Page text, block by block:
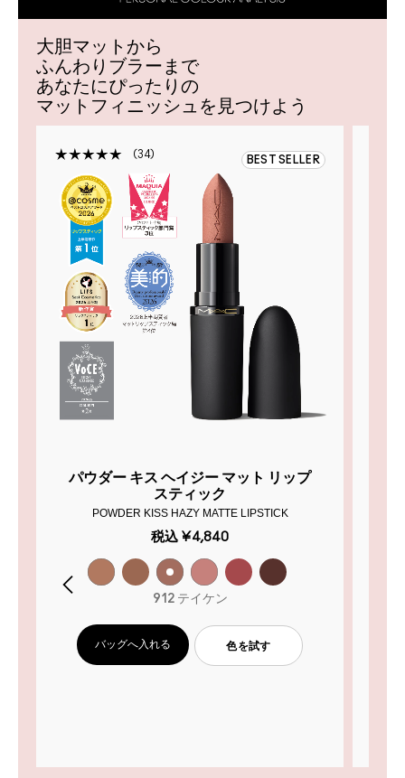
大胆マットから
ふんわりブラーまで
あなたにぴったりの
マットフィニッシュを見つけよう
34 BEST SELLER
パウダー キス ヘイジー マット リップ
スティック
POWDER KISS HAZY MATTE LIPSTICK
税込 ¥4,840
912 テイケン
バッグへ入れる 色を試す